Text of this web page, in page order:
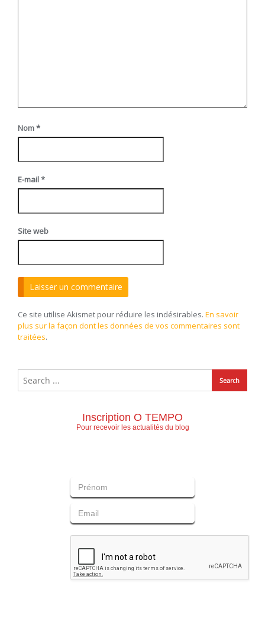
Nom*
E-mail*
Site web
Ce site utilise Akismet pour réduire les indésirables. En savoir
plus sur la façon dont les données de vos commentaires sont
traitées.
Inscription O TEMPO
Pour recevoir les actualités du blog